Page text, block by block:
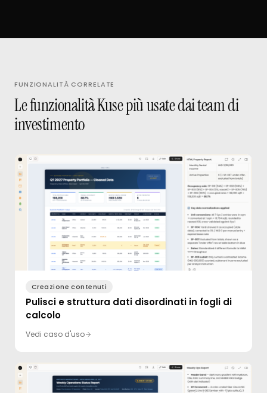
FUNZIONALITÀ CORRELATE
Le funzionalità Kuse più usate dai team di
investimento
Creazione contenuti
Pulisci e struttura dati disordinati in fogli di
calcolo
Vedi caso d'uso